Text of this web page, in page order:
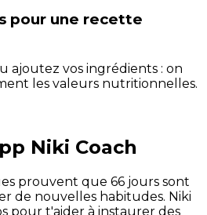
pour une recette
ajoutez vos ingrédients : on
les valeurs nutritionnelles.
Niki Coach
prouvent que 66 jours sont
de nouvelles habitudes. Niki
pour t'aider à instaurer des